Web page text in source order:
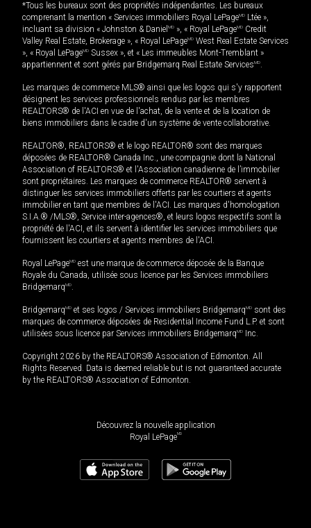
*Tous les bureaux sont des propriétés indépendantes. Les bureaux
comprenant la mention « Services immobiliers Royal LePageMD Ltée »,
incluant sa division « Johnston & Daniel MD », « Royal LePageMD Credit
Valley Real Estate, Brokerage », « Royal LePageMD West Real Estate Services
», « Royal LePageMD Sussex », et « Les immeubles Mont-Tremblant »
appartiennent et sont gérés par Bridgemarq Real Estate ServicesMD.
Les marques de commerce MLS® ainsi que les logos qui s'y rapportent
désignent les services professionnels rendus par les membres
REALTORS® de l'ACI en vue de l'achat, de la vente et de la location de
biens immobiliers dans le cadre d'un système de vente collaborative.
REALTOR®, REALTORS® et le logo REALTOR® sont des marques
déposées de REALTOR® Canada Inc., une compagnie dont la National
Association of REALTORS® et l'Association canadienne de l’immobilier
sont propriétaires. Les marques de commerce REALTOR® servent à
distinguer les services immobiliers offerts par les courtiers et agents
immobilier en tant que membres de l'ACI. Les marques d'homologation
S.I.A.® /MLS®, Service inter-agences®, et leurs logos respectifs sont la
propriété de l'ACI, et ils servent à identifier les services immobiliers que
fournissent les courtiers et agents membres de l'ACI.
Royal LePageMD est une marque de commerce déposée de la Banque
Royale du Canada, utilisée sous licence par les Services immobiliers
BridgemarqMD.
BridgemarqMD et ses logos / Services immobiliers BridgemarqMD sont des
marques de commerce déposées de Residential Income Fund L.P. et sont
utilisées sous licence par Services immobiliers BridgemarqMD Inc.
Copyright 2026 by the REALTORS® Association of Edmonton. All
Rights Reserved. Data is deemed reliable but is not guaranteed accurate
by the REALTORS® Association of Edmonton.
Découvrez la nouvelle application
Royal LePageMD